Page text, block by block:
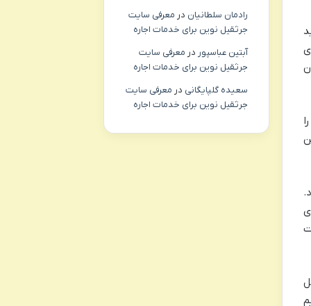
رادمان سلطانیان در معرفی سایت
جرثقیل نوین برای خدمات اجاره
آبتین عباسپور در معرفی سایت
جرثقیل نوین برای خدمات اجاره
سعیده گلپایگانی در معرفی سایت
جرثقیل نوین برای خدمات اجاره